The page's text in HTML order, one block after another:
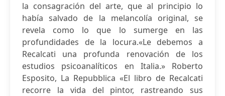
la consagración del arte, que al principio lo
había salvado de la melancolía original, se
revela como lo que lo sumerge en las
profundidades de la locura.«Le debemos a
Recalcati una profunda renovación de los
estudios psicoanalíticos en Italia.» Roberto
Esposito, La Repubblica «El libro de Recalcati
recorre la vida del pintor, rastreando sus